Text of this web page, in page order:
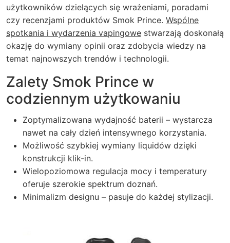
użytkowników dzielących się wrażeniami, poradami
czy recenzjami produktów Smok Prince. Wspólne
spotkania i wydarzenia vapingowe stwarzają doskonałą
okazję do wymiany opinii oraz zdobycia wiedzy na
temat najnowszych trendów i technologii.
Zalety Smok Prince w
codziennym użytkowaniu
Zoptymalizowana wydajność baterii – wystarcza
nawet na cały dzień intensywnego korzystania.
Możliwość szybkiej wymiany liquidów dzięki
konstrukcji klik-in.
Wielopoziomowa regulacja mocy i temperatury
oferuje szerokie spektrum doznań.
Minimalizm designu – pasuje do każdej stylizacji.